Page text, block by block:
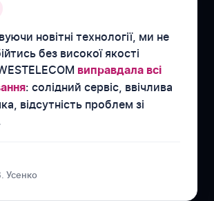
новітні технології, ми не
без високої якості
виправдала всі
: солідний сервіс, ввічлива
відсутність проблем зі
Усенко